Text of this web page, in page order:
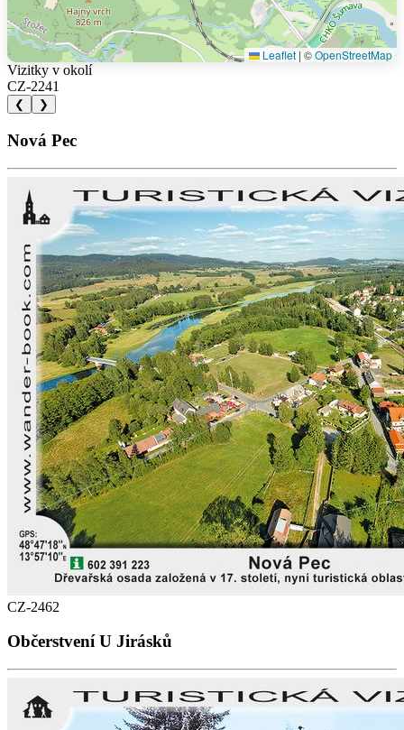
Leaflet | ©OpenStreetMap
Vizitky v okolí
CZ-2241
❮ ❯
Nová Pec
CZ-2462
Občerstvení U Jirásků